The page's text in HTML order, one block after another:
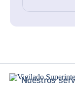
Nuestros